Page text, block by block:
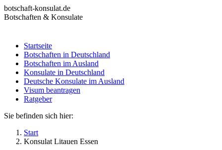
Zum
Inhalt
botschaft-konsulat.de
Botschaften & Konsulate
Startseite
Botschaften in Deutschland
Botschaften im Ausland
Konsulate in Deutschland
Deutsche Konsulate im Ausland
Visum beantragen
Ratgeber
Startseite
Botschaften in Deutschland
Botschaften im Ausland
Konsulate in Deutschland
Deutsche Konsulate im Ausland
Visum beantragen
Ratgeber
Sie befinden sich hier:
Start
Konsulat Litauen Essen